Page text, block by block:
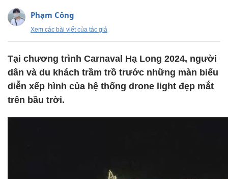
Phạm Công
Xem các bài viết của tác giả
Tại chương trình Carnaval Hạ Long 2024, người
dân và du khách trầm trồ trước những màn biểu
diễn xếp hình của hệ thống drone light đẹp mắt
trên bầu trời.